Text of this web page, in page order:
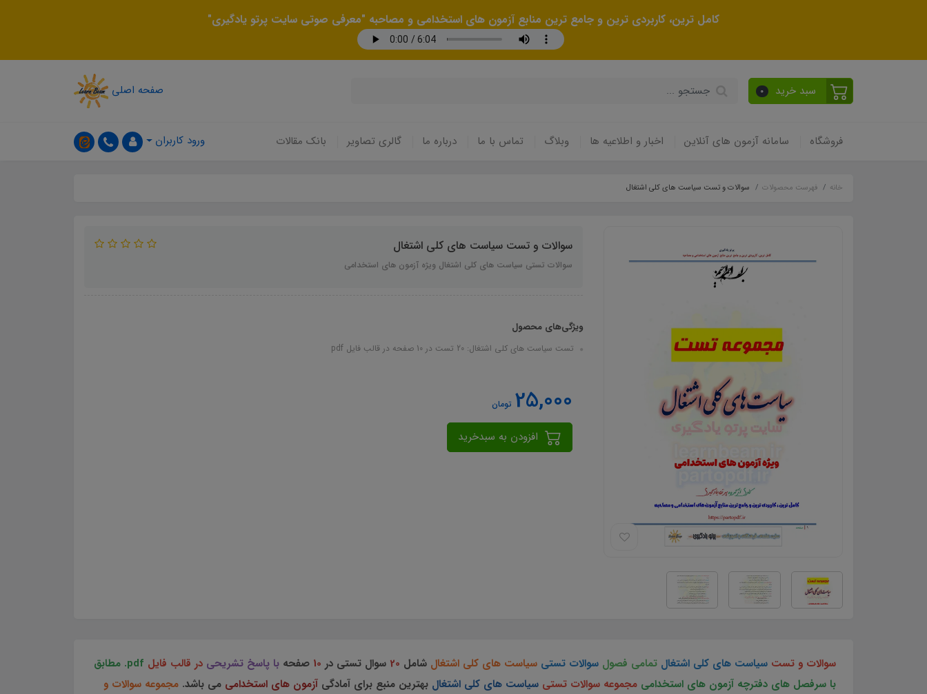
کامل ترین، کاربردی ترین و جامع ترین منابع آزمون های استخدامی و مصاحبه "معرفی صوتی سایت پرتو یادگیری"
سبد خرید 0 صفحه اصلی
فروشگاه سامانه آزمون های آنلاین اخبار و اطلاعیه ها وبلاگ تماس با ما درباره ما گالری تصاویر بانک مقالات ورود کاربران
خانه فهرست محصولات سوالات و تست سیاست های کلی اشتغال
سوالات و تست سیاست های کلی اشتغال
سوالات تستی سیاست های کلی اشتغال ویژه آزمون های استخدامی
ویژگی‌های محصول
تست سیاست های کلی اشتغال: 20 تست در 10 صفحه در قالب فایل pdf
25,000 تومان
سوالات و تست سیاست های کلی اشتغال تمامی فصول سوالات تستی سیاست های کلی اشتغال شامل 20 سوال تستی در 10 صفحه با پاسخ تشریحی در قالب فایل pdf. مطابق
با سرفصل های دفترچه آزمون های استخدامی مجموعه سوالات تستی سیاست های کلی اشتغال بهترین منبع برای آمادگی آزمون های استخدامی می باشد. مجموعه سوالات و